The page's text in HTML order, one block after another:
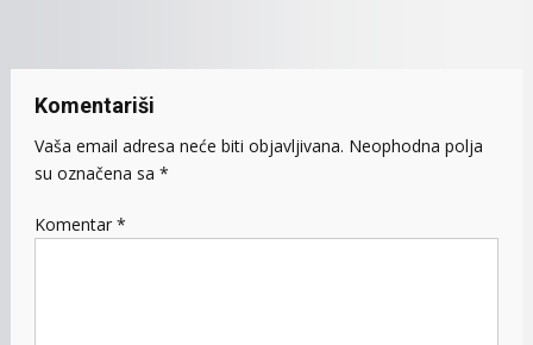
Komentariši
Vaša email adresa neće biti objavljivana. Neophodna polja
su označena sa *
Komentar *